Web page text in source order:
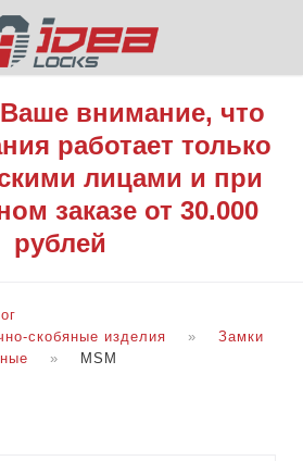
внимание, что
работает только
лицами и при
заказе от 30.000
рублей
скобяные изделия
Замки
MSM